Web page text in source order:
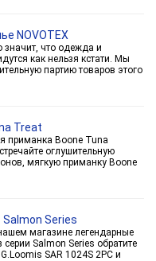
NOVOTEX
значит, что одежда и
как нельзя кстати. Мы
партию товаров этого
Treat
приманка Boone Tuna
оглушительную
мягкую приманку Boone
Salmon Series
магазине легендарные
Salmon Series обратите
SAR 1024S 2PC и